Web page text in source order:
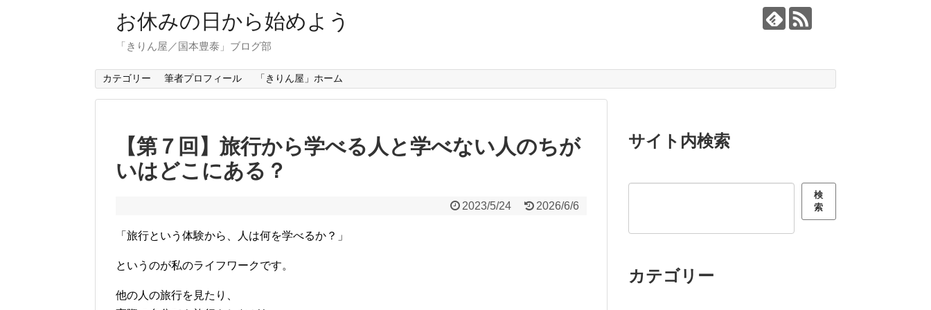
お休みの日から始めよう
「きりん屋／国本豊泰」ブログ部
カテゴリー 筆者プロフィール 「きりん屋」ホーム
【第７回】旅行から学べる人と学べない人のちが
いはどこにある？
2023/5/24 2026/6/6
「旅行という体験から、人は何を学べるか？」
というのが私のライフワークです。
他の人の旅行を見たり、
サイト内検索
検索
検
索
カテゴリー